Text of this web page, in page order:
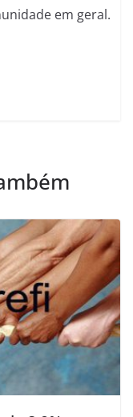
em geral.